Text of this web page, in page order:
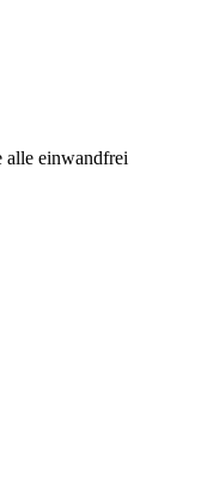
alle einwandfrei